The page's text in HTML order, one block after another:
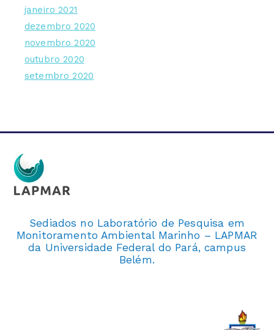
janeiro 2021
dezembro 2020
novembro 2020
outubro 2020
setembro 2020
Sediados no Laboratório de Pesquisa em
Monitoramento Ambiental Marinho – LAPMAR
da Universidade Federal do Pará, campus
Belém.